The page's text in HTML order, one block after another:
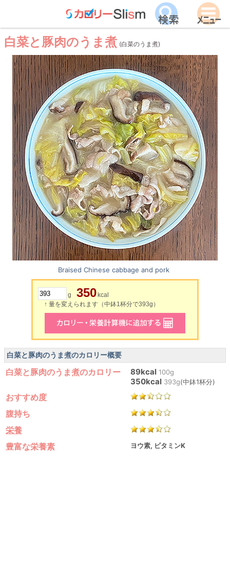
白菜と豚肉のうま煮 (白菜のうま煮)
Braised Chinese cabbage and pork
g 350 kcal
↑ 量を変えられます（中鉢1杯分で393g）
白菜と豚肉のうま煮のカロリー概要
白菜と豚肉のうま煮のカロリー 89kcal 100g
350kcal 393g(中鉢1杯分)
おすすめ度
腹持ち
栄養
豊富な栄養素
ヨウ素, ビタミンK